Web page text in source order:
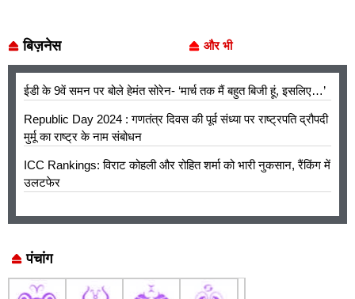
बिज़नेस और भी
ईडी के 9वें समन पर बोले हेमंत सोरेन- ‘मार्च तक मैं बहुत बिजी हूं, इसलिए…’
Republic Day 2024 : गणतंत्र दिवस की पूर्व संध्या पर राष्ट्रपति द्रौपदी
मुर्मू का राष्ट्र के नाम संबोधन
ICC Rankings: विराट कोहली और रोहित शर्मा को भारी नुकसान, रैंकिंग में
उलटफेर
पंचांग